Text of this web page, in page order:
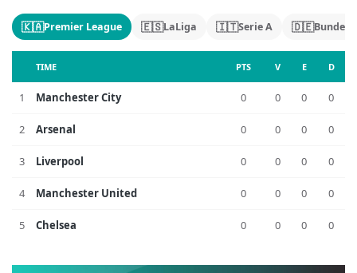
🇰🇦Premier League 🇪🇸LaLiga 🇮🇹Serie A 🇩🇪
TIME PTS V E D
1 Manchester City 0 0 0 0
2 Arsenal 0 0 0 0
3 Liverpool 0 0 0 0
4 Manchester United 0 0 0 0
5 Chelsea 0 0 0 0